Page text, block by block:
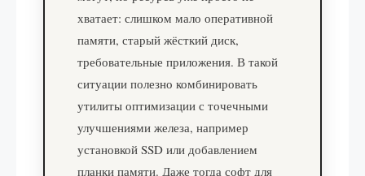
хватает: слишком мало оперативной
памяти, старый жёсткий диск,
требовательные приложения. В такой
ситуации полезно комбинировать
утилиты оптимизации с точечными
улучшениями железа, например
установкой SSD или добавлением
планки памяти. Даже тогда софт для